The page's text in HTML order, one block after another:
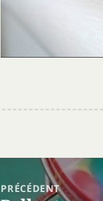
PRÉCÉDENT